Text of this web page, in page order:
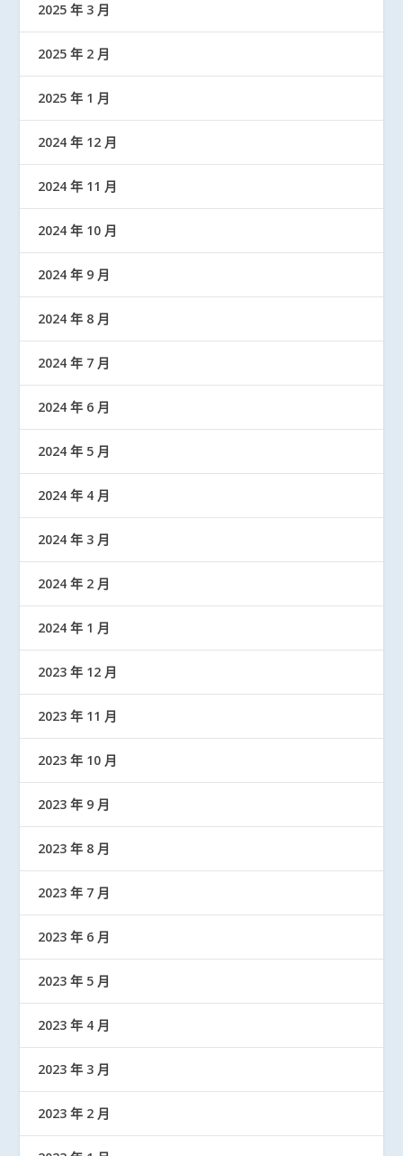
2025 年 3 月
2025 年 2 月
2025 年 1 月
2024 年 12 月
2024 年 11 月
2024 年 10 月
2024 年 9 月
2024 年 8 月
2024 年 7 月
2024 年 6 月
2024 年 5 月
2024 年 4 月
2024 年 3 月
2024 年 2 月
2024 年 1 月
2023 年 12 月
2023 年 11 月
2023 年 10 月
2023 年 9 月
2023 年 8 月
2023 年 7 月
2023 年 6 月
2023 年 5 月
2023 年 4 月
2023 年 3 月
2023 年 2 月